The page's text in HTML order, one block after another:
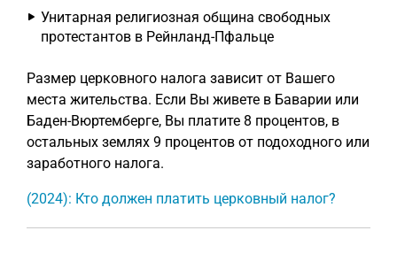
Унитарная религиозная община свободных
протестантов в Рейнланд-Пфальце
Размер церковного налога зависит от Вашего
места жительства. Если Вы живете в Баварии или
Баден-Вюртемберге, Вы платите 8 процентов, в
остальных землях 9 процентов от подоходного или
заработного налога.
(2024): Кто должен платить церковный налог?